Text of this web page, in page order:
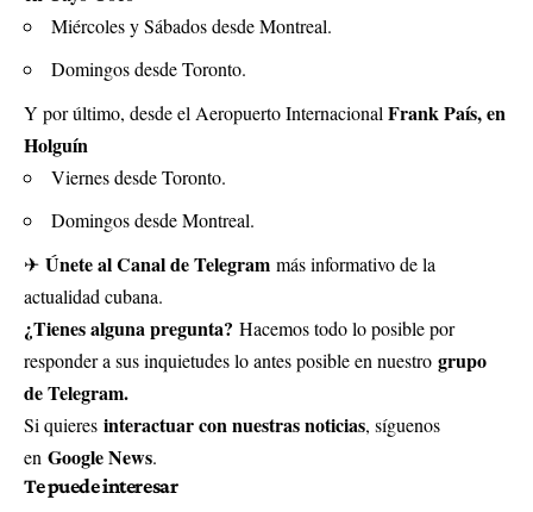
Miércoles y Sábados desde Montreal.
Domingos desde Toronto.
Y por último, desde el Aeropuerto Internacional Frank País, en
Holguín
Viernes desde Toronto.
Domingos desde Montreal.
✈ Únete al Canal de Telegram más informativo de la
actualidad cubana.
¿Tienes alguna pregunta? Hacemos todo lo posible por
responder a sus inquietudes lo antes posible en nuestro grupo
de Telegram.
Si quieres interactuar con nuestras noticias, síguenos
en Google News.
Te puede interesar